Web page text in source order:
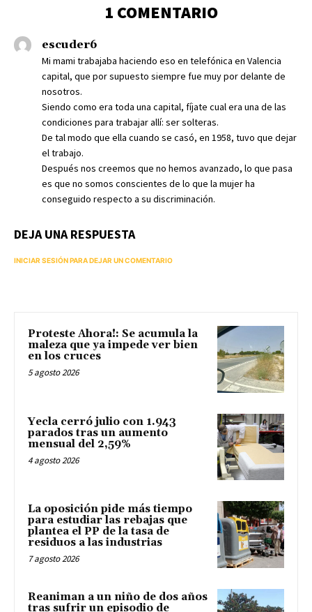
1 COMENTARIO
escuder6
Mi mami trabajaba haciendo eso en telefónica en Valencia
capital, que por supuesto siempre fue muy por delante de
nosotros.
Siendo como era toda una capital, fíjate cual era una de las
condiciones para trabajar allí: ser solteras.
De tal modo que ella cuando se casó, en 1958, tuvo que dejar
el trabajo.
Después nos creemos que no hemos avanzado, lo que pasa
es que no somos conscientes de lo que la mujer ha
conseguido respecto a su discriminación.
DEJA UNA RESPUESTA
INICIAR SESIÓN PARA DEJAR UN COMENTARIO
Proteste Ahora!: Se acumula la
maleza que ya impede ver bien
en los cruces
5 agosto 2026
Yecla cerró julio con 1.943
parados tras un aumento
mensual del 2,59%
4 agosto 2026
La oposición pide más tiempo
para estudiar las rebajas que
plantea el PP de la tasa de
residuos a las industrias
7 agosto 2026
Reaniman a un niño de dos años
tras sufrir un episodio de